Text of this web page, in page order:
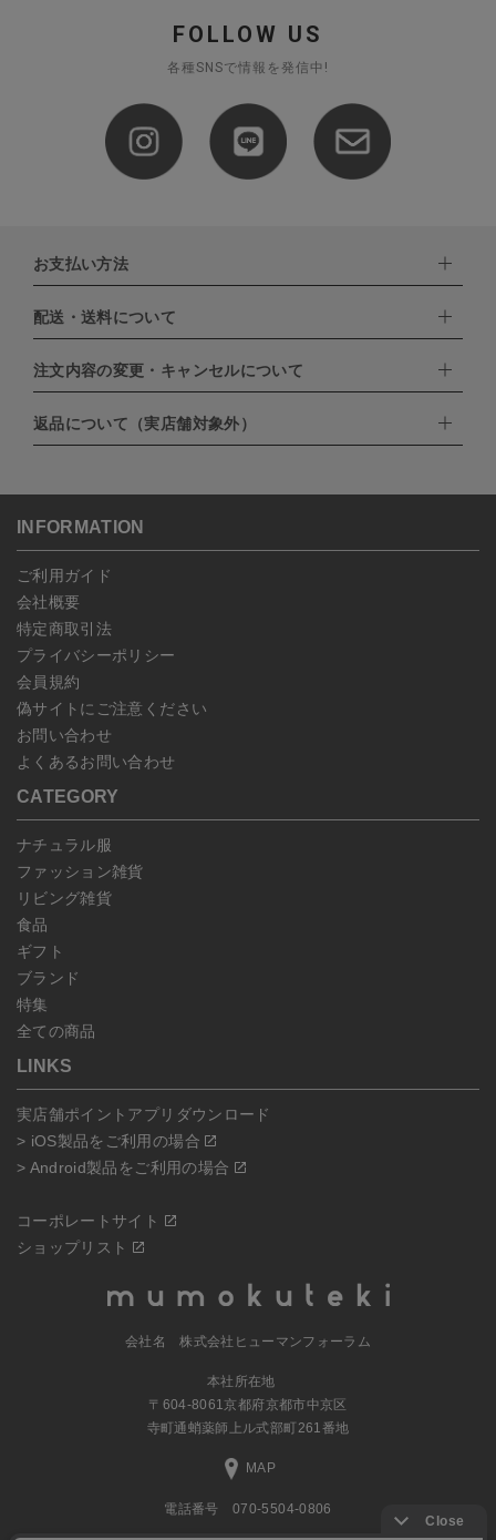
FOLLOW US
各種SNSで情報を発信中!
お支払い方法
下記お支払い方法よりお選びいただけます。
・クレジットカード（VISA,mastercard,JCB,AMERICAN
EXPRESS,Diners Club）
・PayPay
・NP後払い
配送・送料について
配達業者：日本郵便
北海道：1,400円
沖縄：1,400円
注文内容の変更・キャンセルについて
ご注文日当日から翌日のAM9:00までにご連絡頂いた場合はキャン
セルは可能です。
ンセルしていただいた後、ご希望の商品のみ再度ご注文お願いしま
予約商品など一部キャンセルが出来ない場合がございます。あらか
じめご了承ください。
返品について（実店舗対象外）
こちらよりご依頼ください。
INFORMATION
ご利用ガイド
会社概要
特定商取引法
プライバシーポリシー
会員規約
偽サイトにご注意ください
お問い合わせ
よくあるお問い合わせ
CATEGORY
ナチュラル服
ファッション雑貨
リビング雑貨
食品
ギフト
ブランド
特集
全ての商品
LINKS
実店舗ポイントアプリダウンロード
> iOS製品をご利用の場合
> Android製品をご利用の場合
コーポレートサイト
ショップリスト
会社名 株式会社ヒューマンフォーラム
本社所在地
〒604-8061京都府京都市中京区
寺町通蛸薬師上ル式部町261番地
MAP
電話番号 070-5504-0806